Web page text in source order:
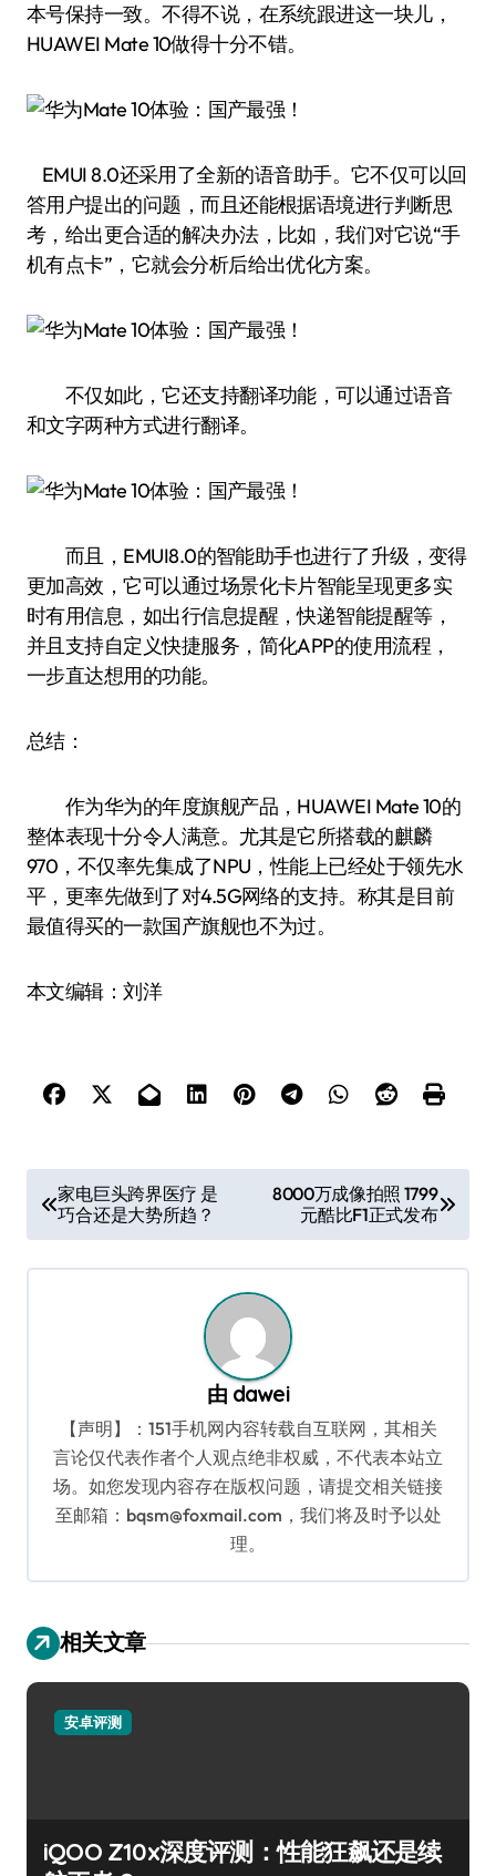
本号保持一致。不得不说，在系统跟进这一块儿，
HUAWEI Mate 10做得十分不错。
EMUI 8.0还采用了全新的语音助手。它不仅可以回
答用户提出的问题，而且还能根据语境进行判断思
考，给出更合适的解决办法，比如，我们对它说“手
机有点卡”，它就会分析后给出优化方案。
不仅如此，它还支持翻译功能，可以通过语音
和文字两种方式进行翻译。
而且，EMUI8.0的智能助手也进行了升级，变得
更加高效，它可以通过场景化卡片智能呈现更多实
时有用信息，如出行信息提醒，快递智能提醒等，
并且支持自定义快捷服务，简化APP的使用流程，
一步直达想用的功能。
总结：
作为华为的年度旗舰产品，HUAWEI Mate 10的
整体表现十分令人满意。尤其是它所搭载的麒麟
970，不仅率先集成了NPU，性能上已经处于领先水
平，更率先做到了对4.5G网络的支持。称其是目前
最值得买的一款国产旗舰也不为过。
本文编辑：刘洋
章
导
家电巨头跨界医疗 是
巧合还是大势所趋？
8000万成像拍照 1799
元酷比F1正式发布
由 dawei
【声明】：151手机网内容转载自互联网，其相关
言论仅代表作者个人观点绝非权威，不代表本站立
场。如您发现内容存在版权问题，请提交相关链接
至邮箱：bqsm@foxmail.com，我们将及时予以处
理。
相关文章
安卓评测
iQOO Z10x深度评测：性能狂飙还是续